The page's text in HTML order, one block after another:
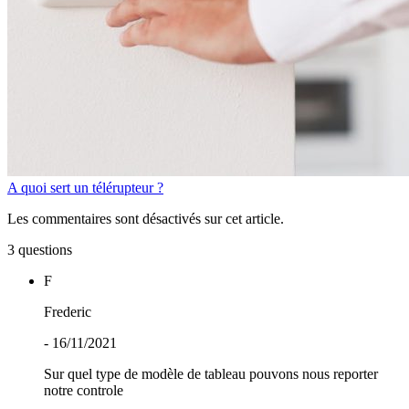
A quoi sert un télérupteur ?
Les commentaires sont désactivés sur cet article.
3 questions
F
Frederic
- 16/11/2021
Sur quel type de modèle de tableau pouvons nous reporter
notre controle